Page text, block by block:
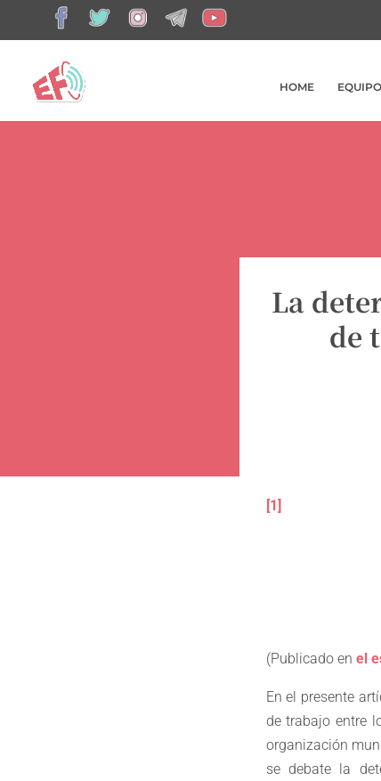
HOME EQUIPO
La
de
[1]
(Publicado en el
En el presente
de trabajo entre
organización
se debate la